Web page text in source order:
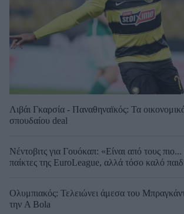
Λιβάι Γκαρσία - Παναθηναϊκός: Τα
σπουδαίου deal
Νέντοβιτς για Γουόκαπ: «Είναι από τους
παίκτες της EuroLeague, αλλά τόσο καλό
Ολυμπιακός: Τελειώνει άμεσα του
την A Bola